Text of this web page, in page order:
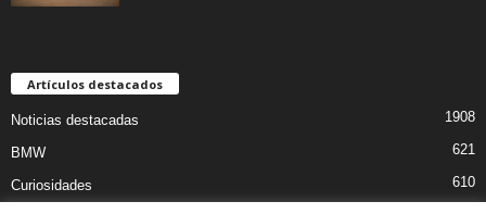
Artículos destacados
Noticias destacadas 1908
BMW 621
Curiosidades 610